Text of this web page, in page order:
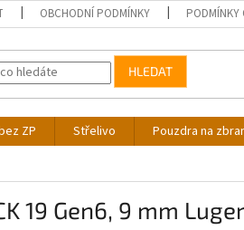
OBCHODNÍ PODMÍNKY PODMÍNKY
HLEDAT
ZP Střelivo Pouzdra na
19 Gen6, 9 mm Luger